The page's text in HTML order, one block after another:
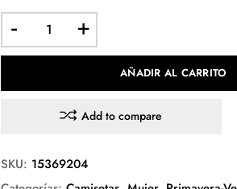
- +
AÑADIR AL CARRITO
Add to compare
SKU: 15369204